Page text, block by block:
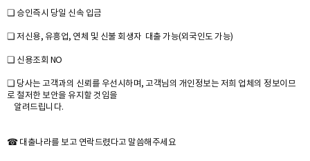
❏ 승인즉시 당일 신속 입금
❏ 저신용, 유흥업, 연체 및 신불 회생자 대출 가능(외국인도 가능)
❏ 신용조회 NO
❏ 당사는 고객과의 신뢰를 우선시하며, 고객님의 개인정보는 저희 업체의 정보이므
로 철저한 보안을 유지할 것임을
알려드립니다.
☎ 대출나라를 보고 연락드렸다고 말씀해주세요